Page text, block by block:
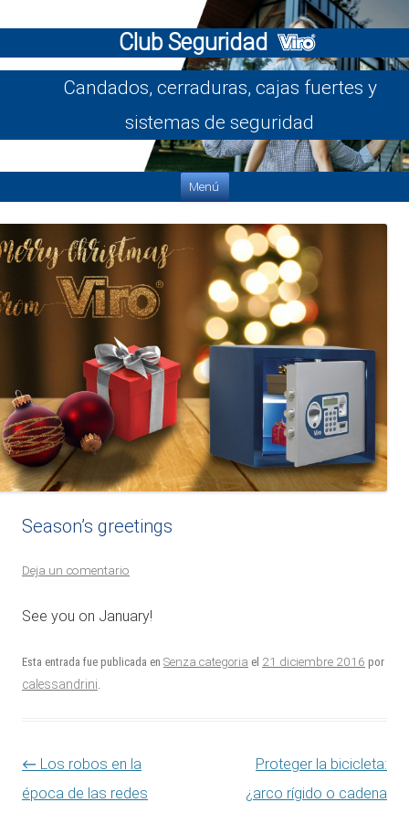
Club Seguridad
Candados, cerraduras, cajas fuertes y
sistemas de seguridad
Menú
Season’s greetings
Deja un comentario
See you on January!
Esta entrada fue publicada en Senza categoria el 21 diciembre 2016 por
calessandrini.
Navegación de entradas
← Los robos en la
época de las redes
Proteger la bicicleta:
¿arco rígido o cadena